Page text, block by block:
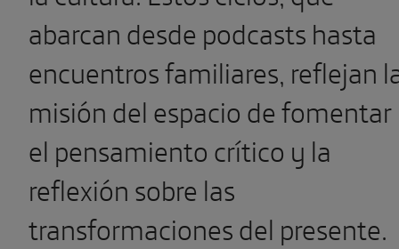
abarcan desde podcasts hasta
encuentros familiares, reflejan
misión del espacio de fomentar
el pensamiento crítico y la
reflexión sobre las
transformaciones del presente.